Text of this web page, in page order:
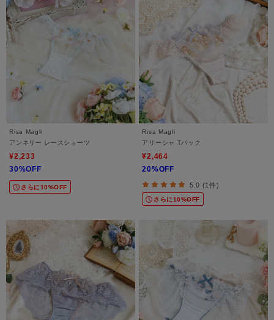
Risa Magli
アンネリー レースショーツ
¥2,233
30%OFF
さらに10%OFF
Risa Magli
アリーシャ Tバック
¥2,464
20%OFF
5.0 (1件)
さらに10%OFF